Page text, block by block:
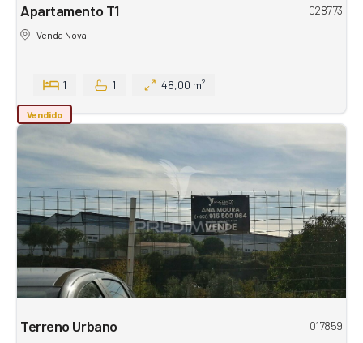
Apartamento T1 028773
Venda Nova
1 1 48,00 m²
Vendido
Terreno Urbano 017859